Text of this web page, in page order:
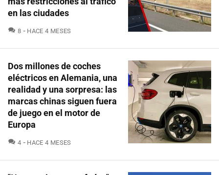
en las ciudades
8 COMENTARIOS
HACE 4 MESES
Dos millones de coches
eléctricos en Alemania, una
realidad y una sorpresa: las
marcas chinas siguen fuera
de juego en el motor de
Europa
4 COMENTARIOS
HACE 4 MESES